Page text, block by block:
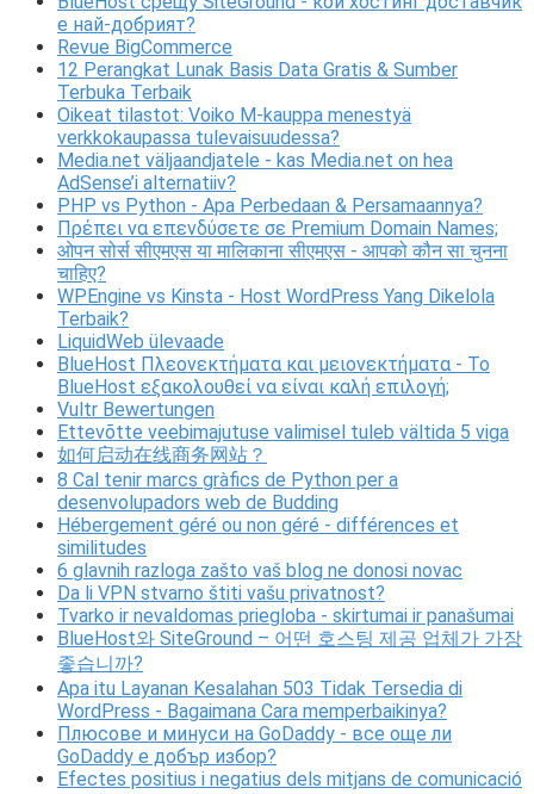
е най-добрият?
Revue BigCommerce
12 Perangkat Lunak Basis Data Gratis & Sumber
Terbuka Terbaik
Oikeat tilastot: Voiko M-kauppa menestyä
verkkokaupassa tulevaisuudessa?
Media.net väljaandjatele - kas Media.net on hea
AdSense’i alternatiiv?
PHP vs Python - Apa Perbedaan & Persamaannya?
Πρέπει να επενδύσετε σε Premium Domain Names;
ओपन सोर्स सीएमएस या मालिकाना सीएमएस - आपको कौन सा चुनना
चाहिए?
WPEngine vs Kinsta - Host WordPress Yang Dikelola
Terbaik?
LiquidWeb ülevaade
BlueHost Πλεονεκτήματα και μειονεκτήματα - Το
BlueHost εξακολουθεί να είναι καλή επιλογή;
Vultr Bewertungen
Ettevõtte veebimajutuse valimisel tuleb vältida 5 viga
如何启动在线商务网站？
8 Cal tenir marcs gràfics de Python per a
desenvolupadors web de Budding
Hébergement géré ou non géré - différences et
similitudes
6 glavnih razloga zašto vaš blog ne donosi novac
Da li VPN stvarno štiti vašu privatnost?
Tvarko ir nevaldomas priegloba - skirtumai ir panašumai
BlueHost와 SiteGround – 어떤 호스팅 제공 업체가 가장
좋습니까?
Apa itu Layanan Kesalahan 503 Tidak Tersedia di
WordPress - Bagaimana Cara memperbaikinya?
Плюсове и минуси на GoDaddy - все още ли
GoDaddy е добър избор?
Efectes positius i negatius dels mitjans de comunicació